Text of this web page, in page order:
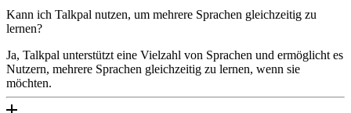
Kann ich Talkpal nutzen, um mehrere Sprachen gleichzeitig zu
lernen?
Ja, Talkpal unterstützt eine Vielzahl von Sprachen und ermöglicht es
Nutzern, mehrere Sprachen gleichzeitig zu lernen, wenn sie
möchten.